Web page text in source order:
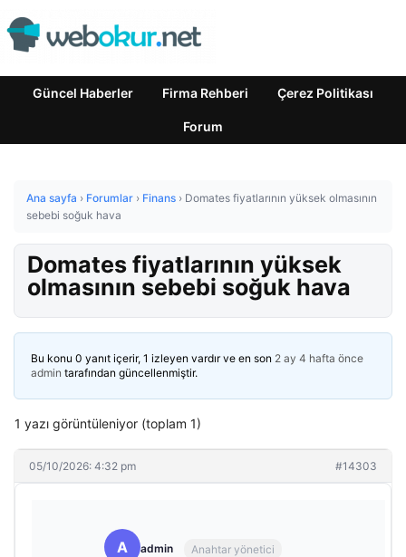
Güncel Haberler Firma Rehberi Çerez Politikası
Forum
Ana sayfa › Forumlar › Finans › Domates fiyatlarının yüksek olmasının
sebebi soğuk hava
Domates fiyatlarının yüksek
olmasının sebebi soğuk hava
Bu konu 0 yanıt içerir, 1 izleyen vardır ve en son 2 ay 4 hafta önce
admin tarafından güncellenmiştir.
1 yazı görüntüleniyor (toplam 1)
05/10/2026: 4:32 pm #14303
A admin Anahtar yönetici